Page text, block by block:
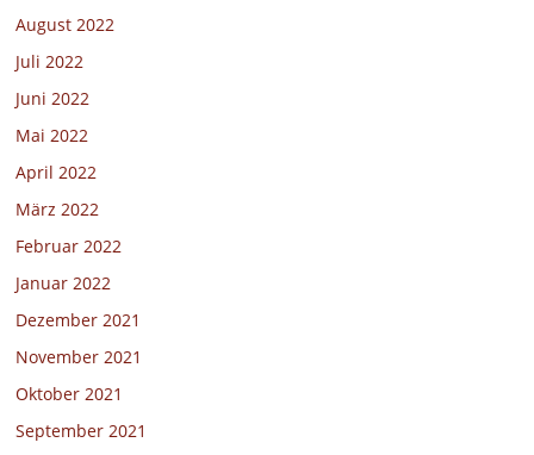
August 2022
Juli 2022
Juni 2022
Mai 2022
April 2022
März 2022
Februar 2022
Januar 2022
Dezember 2021
November 2021
Oktober 2021
September 2021